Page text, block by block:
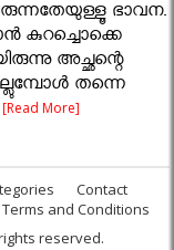
ഭാവന.
കുറച്ചൊക്കെ
അച്ഛന്റെ
തന്നെ
[Read More]
Contact
Terms and Conditions
reserved.